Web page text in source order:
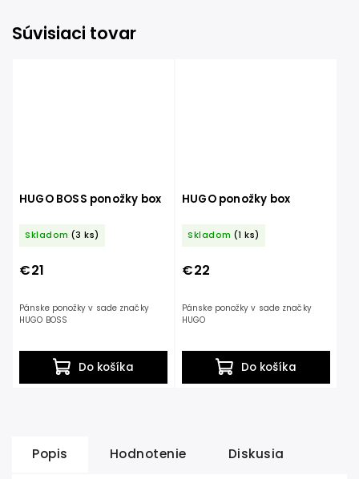
Súvisiaci tovar
HUGO BOSS ponožky box
Skladom (3 ks)
€21
Do košíka
Pánske ponožky v sade značky
HUGO BOSS
HUGO ponožky box
Skladom (1 ks)
€22
Do košíka
Pánske ponožky v sade značky
HUGO
Popis Hodnotenie Diskusia